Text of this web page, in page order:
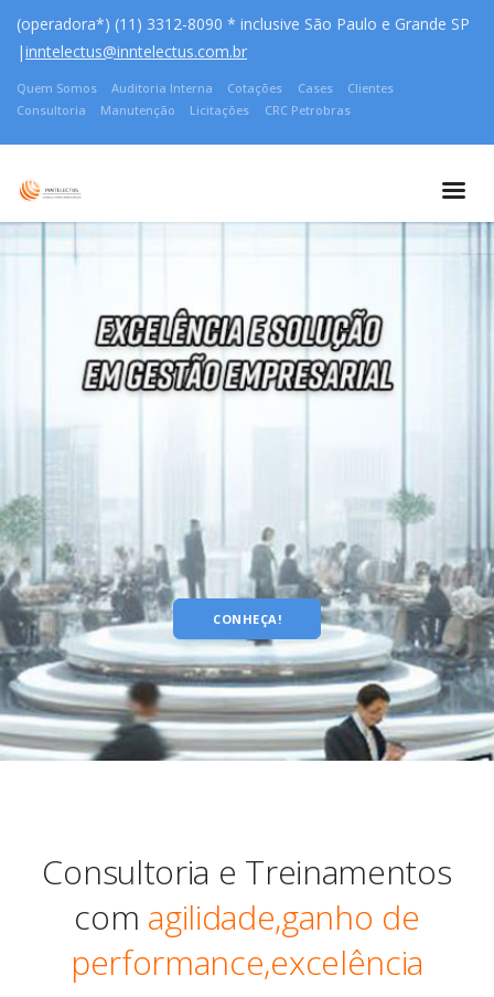
(operadora*) (11) 3312-8090 * inclusive São Paulo e Grande SP
|inntelectus@inntelectus.com.br
Quem Somos Auditoria Interna Cotações Cases
Clientes
Consultoria
Manutenção Licitações CRC Petrobras
CONHEÇA!
Consultoria e Treinamentos
com agilidade,ganho de
performance,excelência